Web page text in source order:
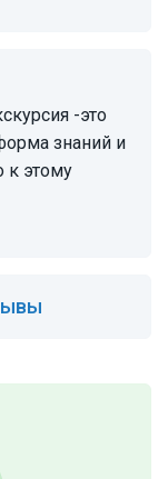
знаний и
к этому